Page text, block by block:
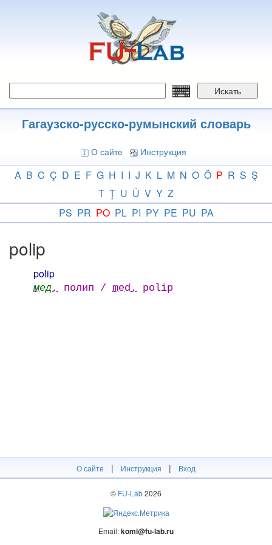
Искать
Гагаузско-русско-румынский словарь
О сайте Инструкция
A B C Ç D E F G H I I J K L M N O Ö P R S Ş
T Ţ U Ü V Y Z
PS PR PO PL PI PY PE PU PA
polip
polip
мед. полип / med. polip
О сайте | Инструкция | Вход
© FU-Lab2026
Email:komi@fu-lab.ru